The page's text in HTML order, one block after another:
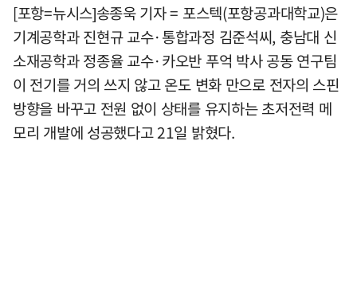
[포항=뉴시스]송종욱 기자 = 포스텍(포항공과대학교)은
기계공학과 진현규 교수·통합과정 김준석씨, 충남대 신
소재공학과 정종율 교수·카오반 푸억 박사 공동 연구팀
이 전기를 거의 쓰지 않고 온도 변화 만으로 전자의 스핀
방향을 바꾸고 전원 없이 상태를 유지하는 초저전력 메
모리 개발에 성공했다고 21일 밝혔다.